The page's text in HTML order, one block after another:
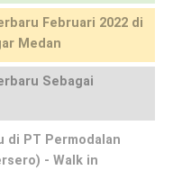
Februari 2022 di
Medan
Sebagai
di PT Permodalan
- Walk in